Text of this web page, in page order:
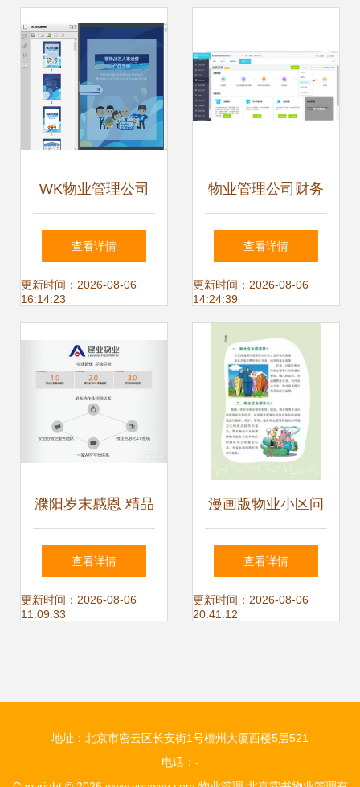
美元的意义
WK物业管理公司
鄂豫战区人事运营
产品手册（2023）
践指南
查看详情
更新时间：2026-08-06
16:14:23
物业管理公司财务
软件选择推荐指南
查看详情
更新时间：2026-08-06
14:24:39
濮阳岁末感恩 精品
大米免费送，年终
三重惠，买房正当
查看详情
更新时间：2026-08-06
11:09:33
漫画版物业小区问
题由谁管？—— 一
次关于物业管理的
查看详情
更新时间：2026-08-06
20:41:12
地址：北京市密云区长安街1号檀州大厦西楼5层521
电话：-